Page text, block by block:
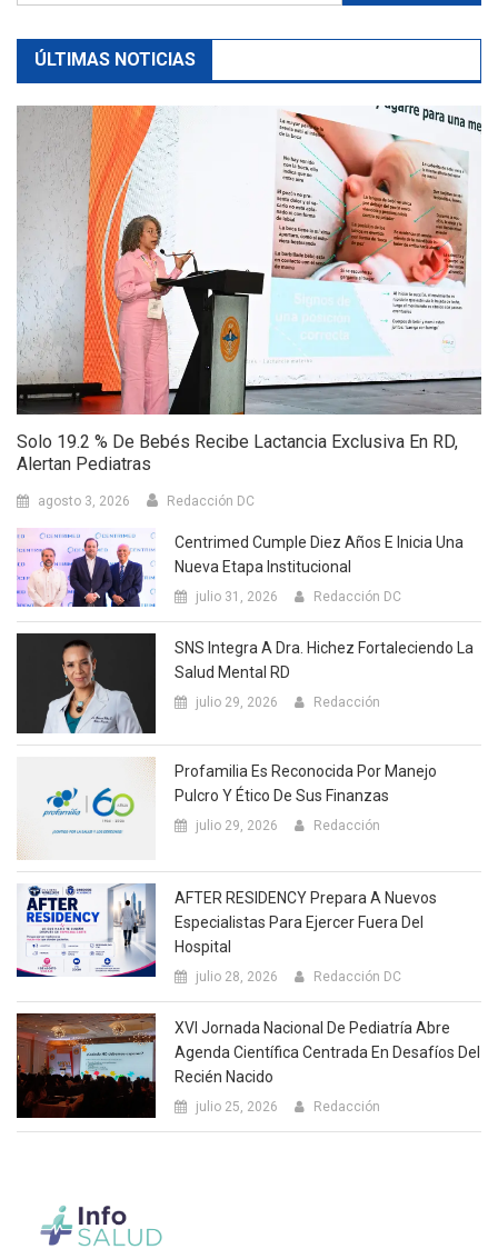
ÚLTIMAS NOTICIAS
Solo 19.2 % De Bebés Recibe Lactancia Exclusiva En RD,
Alertan Pediatras
agosto 3, 2026 Redacción DC
Centrimed Cumple Diez Años E Inicia Una
Nueva Etapa Institucional
julio 31, 2026 Redacción DC
SNS Integra A Dra. Hichez Fortaleciendo La
Salud Mental RD
julio 29, 2026 Redacción
Profamilia Es Reconocida Por Manejo
Pulcro Y Ético De Sus Finanzas
julio 29, 2026 Redacción
AFTER RESIDENCY Prepara A Nuevos
Especialistas Para Ejercer Fuera Del
Hospital
julio 28, 2026 Redacción DC
XVI Jornada Nacional De Pediatría Abre
Agenda Científica Centrada En Desafíos Del
Recién Nacido
julio 25, 2026 Redacción